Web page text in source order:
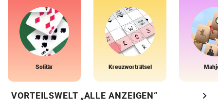
Solitär Kreuzworträtsel
VORTEILSWELT „ALLE ANZEIGEN“ chevron_right